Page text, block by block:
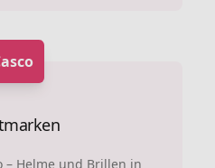
– Helme und Brillen in